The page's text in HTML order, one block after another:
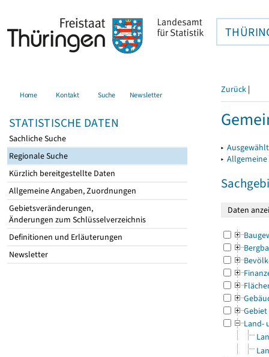
Home Kontakt Suche Newsletter
STATISTISCHE DATEN
Sachliche Suche
Regionale Suche
Kürzlich bereitgestellte Daten
Allgemeine Angaben, Zuordnungen
Gebietsveränderungen,
Änderungen zum Schlüsselverzeichnis
Definitionen und Erläuterungen
Newsletter
Zurück |
▸
▸
Gebiet
Land-